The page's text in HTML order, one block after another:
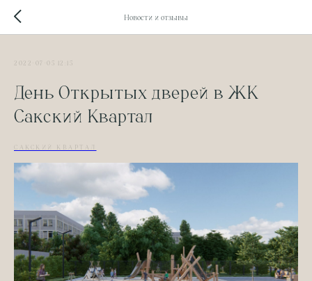
Новости и отзывы
2022-07-05 12:15
День Открытых дверей в ЖК
Сакский Квартал
САКСКИЙ КВАРТАЛ